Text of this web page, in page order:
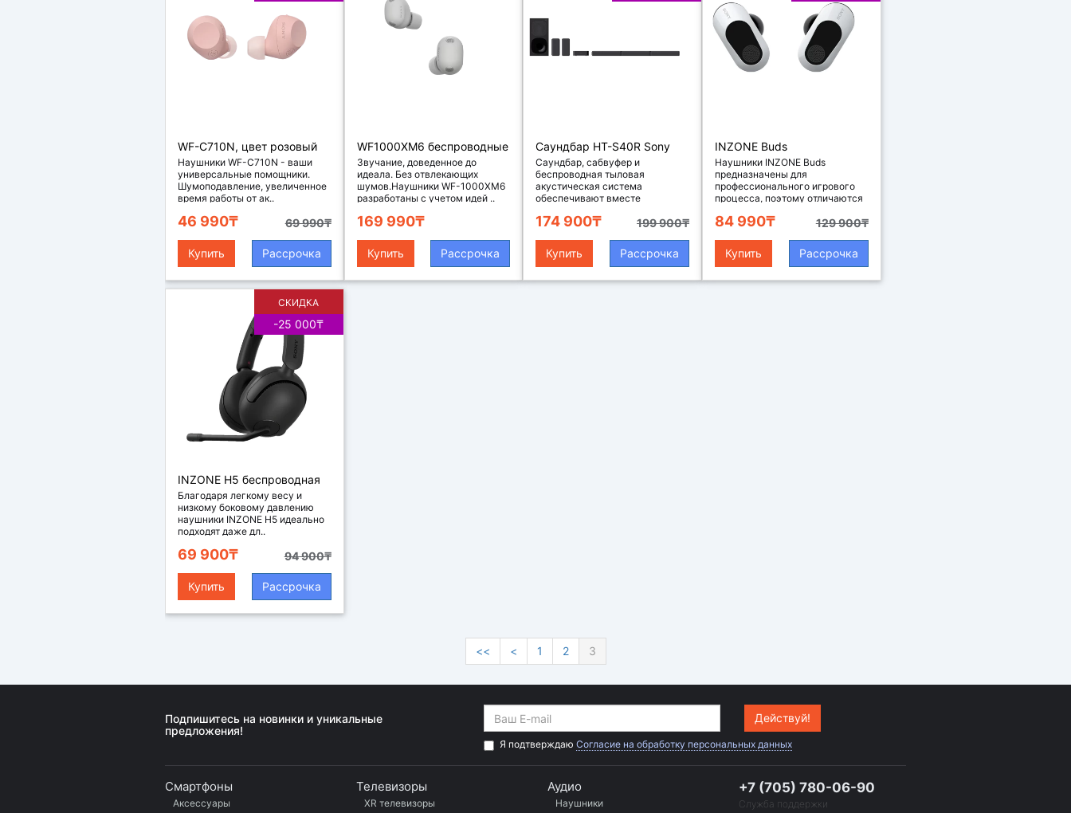
Наушники
WF-C710N, цвет розовый
Наушники WF-C710N - ваши
универсальные помощники.
Шумоподавление, увеличенное
время работы от ак..
69 990₸
46 990₸
Купить Рассрочка
WF1000XM6 беспроводные
наушники, цвет
серебристый
Звучание, доведенное до
идеала. Без отвлекающих
шумов.Наушники WF-1000XM6
разработаны с учетом идей ..
169 990₸
Купить Рассрочка
Саундбар HT-S40R Sony
Саундбар, сабвуфер и
беспроводная тыловая
акустическая система
обеспечивают вместе
199 900₸
174 900₸
Купить Рассрочка
INZONE Buds
беспроводные игровые
наушники с
шумоподавлением, цвет
Наушники INZONE Buds
предназначены для
профессионального игрового
процесса, поэтому отличаются
129 900₸
84 990₸
Купить Рассрочка
СКИДКА
-25 000₸
INZONE H5 беспроводная
игровая гарнитура, цвет
черный
Благодаря легкому весу и
низкому боковому давлению
наушники INZONE H5 идеально
подходят даже дл..
94 900₸
69 900₸
Купить Рассрочка
<< < 1 2 3
Подпишитесь на новинки и уникальные
предложения!
Действуй!
Я подтверждаю Согласие на обработку персональных данных
Смартфоны
Аксессуары
Телевизоры
XR телевизоры
Аудио
Наушники
+7 (705) 780-06-90
Служба поддержки